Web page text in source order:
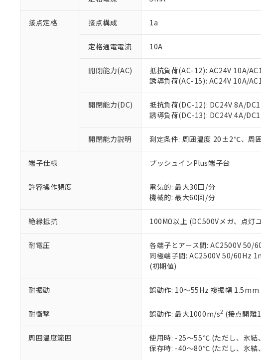
接点定格 接点構成 1a
定格通電電流 10A
開閉能力(AC)
抵抗負荷(AC-12): AC24V 10A/
誘導負荷(AC-15): AC24V 10A/
開閉能力(DC)
抵抗負荷(DC-12): DC24V 8A/
誘導負荷(DC-13): DC24V 4A/
開閉能力説明 測定条件: 周囲温度 20±2℃、周
端子仕様 プッシュインPlus端子台
許容操作頻度
電気的: 最大30回/分
機械的: 最大60回/分
絶縁抵抗 100MΩ以上 (DC500Vメガ、点灯
耐電圧
各端子とアース間: AC2500V 50/
同極端子間: AC2500V 50/60Hz
(初期値)
耐振動 誤動作: 10～55Hz 複振幅
耐衝撃 誤動作: 最大1000m/s2 (接点開離
周囲温度範囲
使用時: -25～55℃ (ただし、氷結
保存時: -40～80℃ (ただし、氷結
本サービスは、当社制御
当社制御機器事業取扱商
い。
正式な納期状況および
当社販売員にご相談くだ
在庫状況および標準価格
す。
マイパーツ機能（部品リ
ている必要があります。
お客様が当ウェブサイト
が、当社の製品・サー
いる法人を指します。
*EU RoHS指令（10物質）：
フタル酸ビス(2-エチルヘキシル)
ル（DBP） 1000ppm以下、フタル酸
但し、RoHS指令で産業用監視および
フタル酸エステル類の４物質について
※2 対応予定月
部品在庫の切り替え状況など
※3 非含有証明書ダウン
EU RoHS指令（10物質）の非
51物質の非含有証明書（当社基
※本証明書は発行日時点で非
また、RoHS指令のフタル酸
混在することから備考欄に対
既に当社にて対応品への在庫
り割愛しております。
「×」：最大均質材料含有率
Pb(鉛) :1000ppm、 Hg(水銀) :
DEHP(フタル酸ビス(2-エチルヘキシ
※2 環境保護使用期限
「ｅ」：有害物質（10物質）
味します。
「－」：未確認です。当社販
当社は、これら貴社製品
などの必要な手続きをと
ます。
当社は貴社製品を、核
置等に一切使用いたしま
当社は、貴社製品を第
たしません。
△ 一定数には満たない
－
在庫なし(最新の在
機器販売店・当社
空
受注生産機種、また